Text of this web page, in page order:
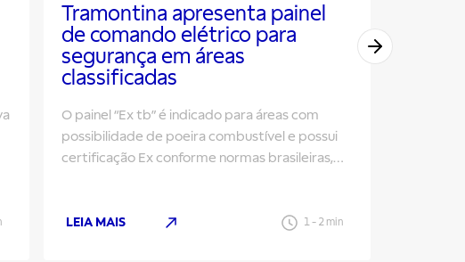
Tramontina apresenta painel
de comando elétrico para
segurança em áreas
classificadas
O painel “Ex tb” é indicado para áreas com
possibilidade de poeira combustível e possui
certificação Ex conforme normas brasileiras,
LEIA MAIS 1- 2min